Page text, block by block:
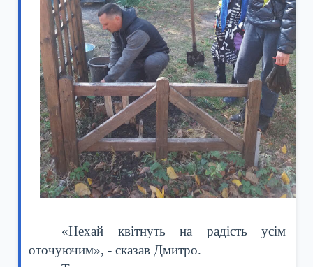
«Нехай квітнуть на радість усім
оточуючим», - сказав Дмитро.